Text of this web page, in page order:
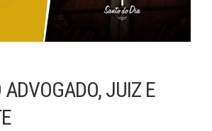
JUIZ E